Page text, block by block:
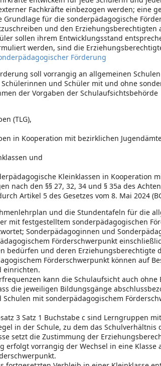
Fachkräfte einbezogen werden; eine
Grundlage für die sonderpädagogische
und den
sollen ihrem Entwicklungsstand
werden, sind die
Förderung
soll vorrangig an allgemeinen
Schülerinnen und Schüler mit und ohne
der Vorgaben der Schulaufsichtsbehörde
(TLG),
in Kooperation mit bezirklichen
und
Kleinklassen in
nach den §§ 27, 32, 34 und § 35a des
Artikel 5 des Gesetzes vom 8. Mai 2024
und die Stundentafeln für die
mit festgestelltem sonderpädagogischen
Sonderpädagoginnen und
Förderschwerpunkt
bedürfen und deren Erziehungsberechtigte
Förderschwerpunkt können auf
einrichten.
kann die Schulaufsicht auch
die jeweiligen Bildungsgänge
Schulen mit sonderpädagogischem
3 Satz 1 Buchstabe c sind Lerngruppen
in der Schule, zu dem das
setzt die Zustimmung der
erfolgt vorrangig der Wechsel in eine